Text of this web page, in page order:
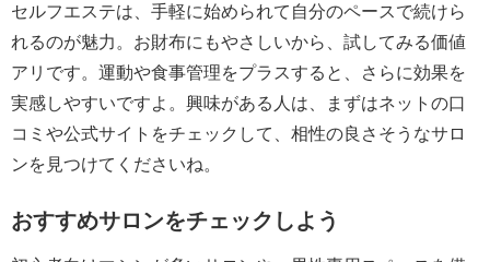
セルフエステは、手軽に始められて自分のペースで続けら
れるのが魅力。お財布にもやさしいから、試してみる価値
アリです。運動や食事管理をプラスすると、さらに効果を
実感しやすいですよ。興味がある人は、まずはネットの口
コミや公式サイトをチェックして、相性の良さそうなサロ
ンを見つけてくださいね。
おすすめサロンをチェックしよう